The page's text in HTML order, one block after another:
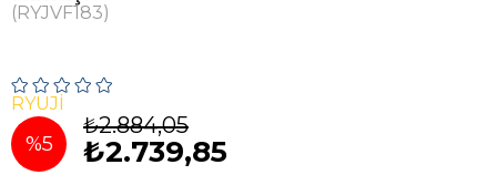
(RYJVF183)
RYUJI
%5
₺2.884,05
₺2.739,85